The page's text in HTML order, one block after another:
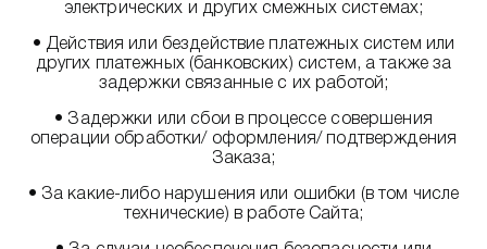
электрических и других смежных системах;
• Действия или бездействие платежных систем или
других платежных (банковских) систем, а также за
задержки связанные с их работой;
• Задержки или сбои в процессе совершения
операции обработки/ оформления/ подтверждения
Заказа;
• За какие-либо нарушения или ошибки (в том числе
технические) в работе Сайта;